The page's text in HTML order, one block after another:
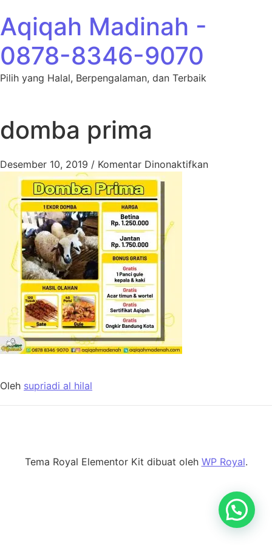
Aqiqah Madinah -
0878-8346-9070
Pilih yang Halal, Berpengalaman, dan Terbaik
domba prima
Desember 10, 2019 / Komentar Dinonaktifkanpada domba
Oleh supriadi al hilal
Tema Royal Elementor Kit dibuat oleh WP Royal.